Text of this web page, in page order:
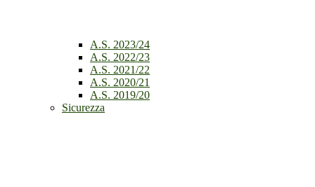
A.S. 2023/24
A.S. 2022/23
A.S. 2021/22
A.S. 2020/21
A.S. 2019/20
Sicurezza